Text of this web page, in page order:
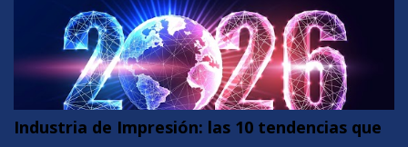
Industria de Impresión: las 10 tendencias que